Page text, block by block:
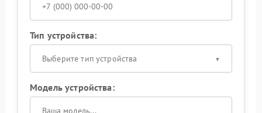
Тип устройства:
Выберите тип устройства
Модель устройства: